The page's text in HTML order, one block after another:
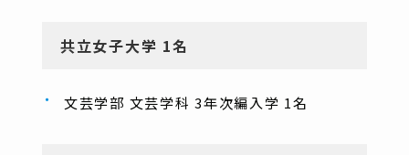
共立女子大学 1名
文芸学部 文芸学科 3年次編入学 1名